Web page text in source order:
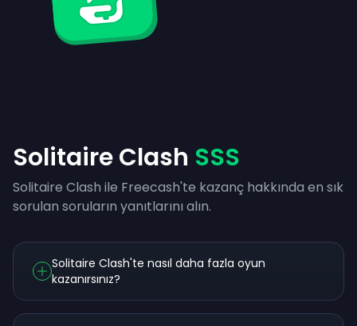
Solitaire Clash SSS
Solitaire Clash ile Freecash'te kazanç hakkında en sık
sorulan soruların yanıtlarını alın.
Solitaire Clash'te nasıl daha fazla oyun
kazanırsınız?